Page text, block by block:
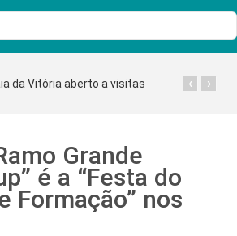
da Vitória aberto a visitas ›
‹
Grande
é a “Festa do
Formação” nos